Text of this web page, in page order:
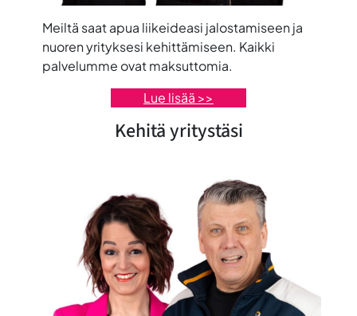
Meiltä saat apua liikeideasi jalostamiseen ja
nuoren yrityksesi kehittämiseen. Kaikki
palvelumme ovat maksuttomia.
Lue lisää >>
Kehitä yritystäsi